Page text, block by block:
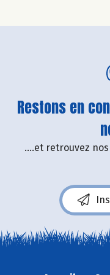
Restons en
....et retrouvez